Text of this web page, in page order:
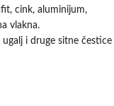
cink, aluminijum,
vlakna.
i druge sitne čestice